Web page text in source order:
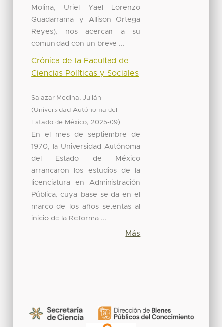
Molina, Uriel Yael Lorenzo
Guadarrama y Allison Ortega
Reyes), nos acercan a su
comunidad con un breve ...
Crónica de la Facultad de
Ciencias Políticas y Sociales
Salazar Medina, Julián
(Universidad Autónoma del
Estado de México, 2025-09)
En el mes de septiembre de
1970, la Universidad Autónoma
del Estado de México
arrancaron los estudios de la
licenciatura en Administración
Pública, cuya base se da en el
marco de los años setentas al
inicio de la Reforma ...
Más